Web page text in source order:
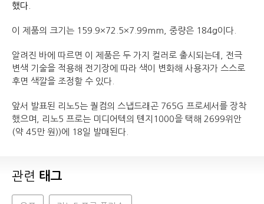
했다.
이 제품의 크기는 159.9×72.5×7.99mm, 중량은 184g이다.
알려진 바에 따르면 이 제품은 두 가지 컬러로 출시되는데, 전극
변색 기술을 적용해 전기장에 따라 색이 변화해 사용자가 스스로
후면 색깔을 조정할 수 있다.
앞서 발표된 리노5는 퀄컴의 스냅드래곤 765G 프로세서를 장착
했으며, 리노5 프로는 미디어텍의 톈지1000을 택해 2699위안
(약 45만 원))에 18일 발매된다.
관련 태그